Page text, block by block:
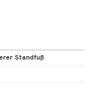
Standfuß